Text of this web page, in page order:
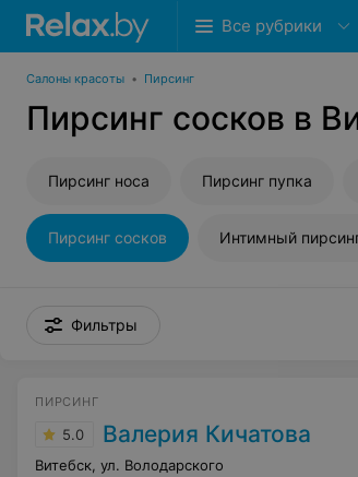
Все рубрики
Салоны красоты • Пирсинг
Пирсинг сосков в
Пирсинг носа Пирсинг пупка
Пирсинг сосков Интимный
Фильтры
ПИРСИНГ
5.0 Валерия Кичатова
Витебск, ул. Володарского